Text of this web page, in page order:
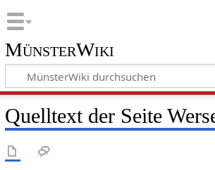
MünsterWiki
Quelltext der Seite